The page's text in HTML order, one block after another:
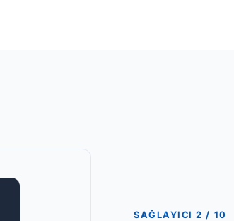
SAĞLAYICI 2 / 10